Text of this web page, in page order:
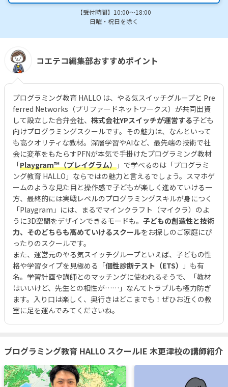
【受付時間】10:00～18:00
日曜・祝日を除く
コエテコ編集部おすすめポイント
プログラミング教育 HALLO は、やる気スイッチグループと Pre
ferred Networks（プリファードネットワークス）が共同出資
して設立した合弁会社、 株式会社YPスイッチが運営する子ども
向けプログラミングスクールです。その魅力は、なんといって
も高クオリティな教材。深層学習やAIなど、最先端の技術で社
会に変革をもたらすPFNが本気で手掛けたプログラミング教材
「Playgram™（プレイグラム） 」で学べるのは「プログラミ
ング教育 HALLO」ならではの魅力と言えるでしょう。スマホゲ
ームのような見た目と操作感で子どもが楽しく進めていける一
方、最終的には実戦レベルのプログラミングスキルが身につく
「Playgram」には、まるでマインクラフト（マイクラ）のよ
うに3D空間をデザインできるモードも。 子どもの創造性と技術
力、そのどちらも高めていけるスクールをお探しのご家庭にぴ
ったりのスクールです。
また、運営元のやる気スイッチグループといえば、子どもの性
格や学習タイプを見極める「個性診断テスト（ETS）
」も有
名。学習計画や講師とのマッチングに使われるそうで、「教材
はいいけど、先生との相性が……」なんてトラブルも極力防ぎ
ます。入り口は楽しく、奥行きはどこまでも！ぜひお近くの教
室に足を運んでみてくださいね。
プログラミング教育 HALLO スクールIE 木更津校の講師紹介